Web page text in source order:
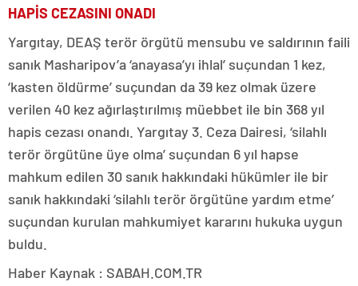
HAPİS CEZASINI ONADI
Yargıtay, DEAŞ terör örgütü mensubu ve saldırının faili
sanık Masharipov’a ‘anayasa’yı ihlal’ suçundan 1 kez,
‘kasten öldürme’ suçundan da 39 kez olmak üzere
verilen 40 kez ağırlaştırılmış müebbet ile bin 368 yıl
hapis cezası onandı. Yargıtay 3. Ceza Dairesi, ‘silahlı
terör örgütüne üye olma’ suçundan 6 yıl hapse
mahkum edilen 30 sanık hakkındaki hükümler ile bir
sanık hakkındaki ‘silahlı terör örgütüne yardım etme’
suçundan kurulan mahkumiyet kararını hukuka uygun
buldu.
Haber Kaynak : SABAH.COM.TR